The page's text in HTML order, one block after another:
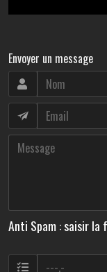
Envoyer un message
Anti Spam : saisir la